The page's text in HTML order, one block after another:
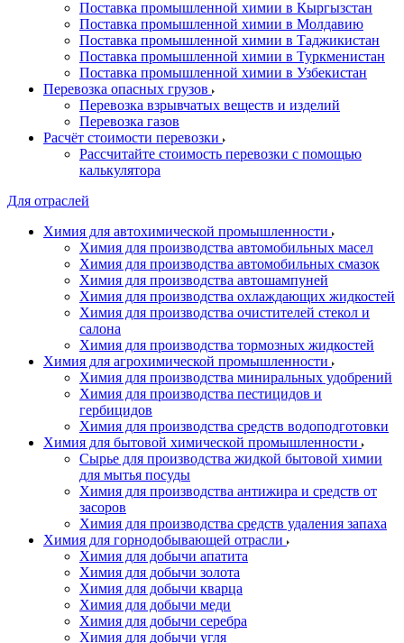
Поставка промышленной химии в Кыргызстан
Поставка промышленной химии в Молдавию
Поставка промышленной химии в Таджикистан
Поставка промышленной химии в Туркменистан
Поставка промышленной химии в Узбекистан
Перевозка опасных грузов
Перевозка взрывчатых веществ и изделий
Перевозка газов
Расчёт стоимости перевозки
Рассчитайте стоимость перевозки с помощью
калькулятора
Для отраслей
Химия для автохимической промышленности
Химия для производства автомобильных масел
Химия для производства автомобильных смазок
Химия для производства автошампуней
Химия для производства охлаждающих жидкостей
Химия для производства очистителей стекол и
салона
Химия для производства тормозных жидкостей
Химия для агрохимической промышленности
Химия для производства миниральных удобрений
Химия для производства пестицидов и
гербицидов
Химия для производства средств водоподготовки
Химия для бытовой химической промышленности
Сырье для производства жидкой бытовой химии
для мытья посуды
Химия для производства антижира и средств от
засоров
Химия для производства средств удаления запаха
Химия для горнодобывающей отрасли
Химия для добычи апатита
Химия для добычи золота
Химия для добычи кварца
Химия для добычи меди
Химия для добычи серебра
Химия для добычи угля